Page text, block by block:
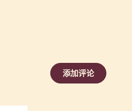
添加评论